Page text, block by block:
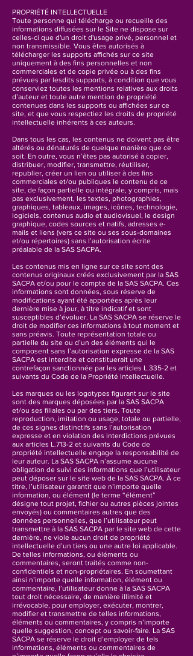
PROPRIÉTÉ INTELLECTUELLE
Toute personne qui télécharge ou recueille des
informations diffusées sur le Site ne dispose sur
celles-ci que d'un droit d'usage privé, personnel et
non transmissible. Vous êtes autorisés à
télécharger les supports affichés sur ce site
uniquement à des fins personnelles et non
commerciales et de copie privée ou à des fins
prévues par lesdits supports, à condition que vous
conserviez toutes les mentions relatives aux droits
d’auteur et toute autre mention de propriété
contenues dans les supports ou affichées sur ce
site, et que vous respectiez les droits de propriété
intellectuelle inhérents à ces auteurs.
Dans tous les cas, les contenus ne doivent pas être
altérés ou dénaturés de quelque manière que ce
soit. En outre, vous n’êtes pas autorisé à copier,
distribuer, modifier, transmettre, réutiliser,
republier, créer un lien ou utiliser à des fins
commerciales et/ou publiques le contenu de ce
site, de façon partielle ou intégrale, y compris, mais
pas exclusivement, les textes, photographies,
graphiques, tableaux, images, icônes, technologie,
logiciels, contenus audio et audiovisuel, le design
graphique, codes sources et natifs, adresses e-
mails et liens (vers ce site ou ses sous-domaines
et/ou répertoires) sans l’autorisation écrite
préalable de la SAS SACPA.
Les contenus mis en ligne sur ce site sont des
contenus originaux créés exclusivement par la SAS
SACPA et/ou pour le compte de la SAS SACPA. Ces
informations sont données, sous réserve de
modifications ayant été apportées après leur
dernière mise à jour, à titre indicatif et sont
susceptibles d’évoluer. La SAS SACPA se réserve le
droit de modifier ces informations à tout moment et
sans préavis. Toute représentation totale ou
partielle du site ou d’un des éléments qui le
composent sans l’autorisation expresse de la SAS
SACPA est interdite et constituerait une
contrefaçon sanctionnée par les articles L.335-2 et
suivants du Code de la Propriété Intellectuelle.
Les marques ou les logotypes figurant sur le site
sont des marques déposées par la SAS SACPA
et/ou ses filiales ou par des tiers. Toute
reproduction, imitation ou usage, totale ou partielle,
de ces signes distinctifs sans l’autorisation
expresse et en violation des interdictions prévues
aux articles L.713-2 et suivants du Code de
propriété intellectuelle engage la responsabilité de
leur auteur. La SAS SACPA n’assume aucune
obligation de suivi des informations que l’utilisateur
peut déposer sur le site web de la SAS SACPA. À ce
titre, l’utilisateur garantit que n’importe quelle
information, ou élément (le terme “élément”
désigne tout projet, fichier ou autres pièces jointes
envoyés) ou commentaires autres que des
données personnelles, que l’utilisateur peut
transmettre à la SAS SACPA par le site web de cette
dernière, ne viole aucun droit de propriété
intellectuelle d’un tiers ou une autre loi applicable.
De telles informations, ou éléments ou
commentaires, seront traités comme non-
confidentiels et non-propriétaires. En soumettant
ainsi n’importe quelle information, élément ou
commentaire, l’utilisateur donne à la SAS SACPA
tout droit nécessaire, de manière illimité et
irrévocable, pour employer, exécuter, montrer,
modifier et transmettre de telles informations,
éléments ou commentaires, y compris n’importe
quelle suggestion, concept ou savoir-faire. La SAS
SACPA se réserve le droit d’employer de tels
informations, éléments ou commentaires de